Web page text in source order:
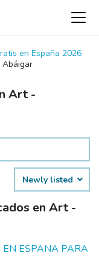
en España 2026
Abáigar
Art -
Newly listed
en Art -
EN ESPANA PARA